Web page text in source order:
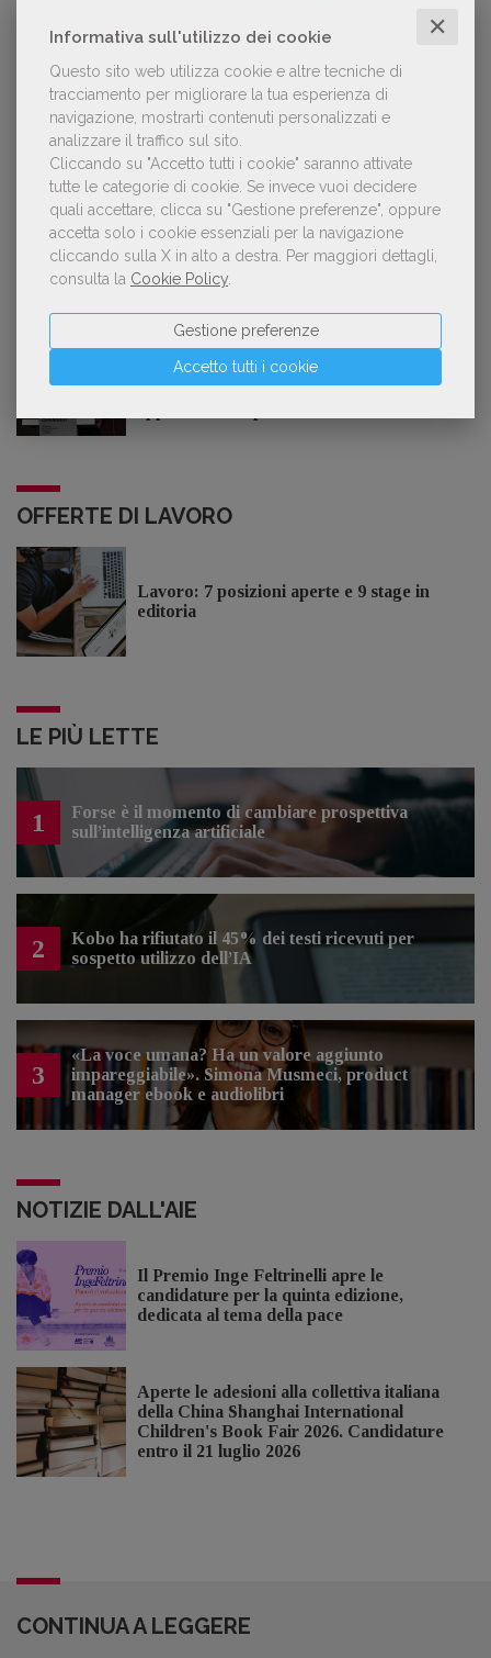
Informativa sull'utilizzo dei cookie ✕
Questo sito web utilizza cookie e altre tecniche di
tracciamento per migliorare la tua esperienza di
navigazione, mostrarti contenuti personalizzati e
analizzare il traffico sul sito.
Cliccando su "Accetto tutti i cookie" saranno attivate
tutte le categorie di cookie. Se invece vuoi decidere
quali accettare, clicca su "Gestione preferenze", oppure
accetta solo i cookie essenziali per la navigazione
cliccando sulla X in alto a destra. Per maggiori dettagli,
consulta la Cookie Policy
Accetto tutti i cookie
Gestione preferenze
POLTRONE
Laura Ballestra confermata presidente
dell’Associazione Italiana Biblioteche
Lorenzo Armando (gruppo Piccoli editori
AIE): «Lavoriamo per tutelare chi, anche
su piccola scala, opera con un vero
OFFERTE DI LAVORO
Lavoro: 7 posizioni aperte e 9 stage in
editoria
LE PIÙ LETTE
1
Forse è il momento di cambiare prospettiva
sull’intelligenza artificiale
2
Kobo ha rifiutato il 45% dei testi ricevuti per
sospetto utilizzo dell’IA
3
«La voce umana? Ha un valore aggiunto
impareggiabile». Simona Musmeci, product
manager ebook e audiolibri
NOTIZIE DALL'AIE
Il Premio Inge Feltrinelli apre le
candidature per la quinta edizione,
dedicata al tema della pace
Aperte le adesioni alla collettiva italiana
della China Shanghai International
Children's Book Fair 2026. Candidature
entro il 21 luglio 2026
CONTINUA A LEGGERE